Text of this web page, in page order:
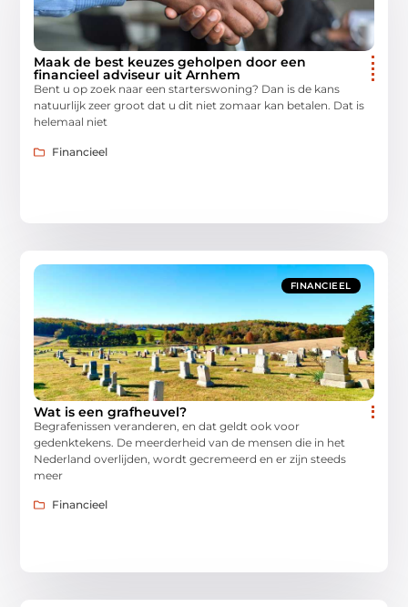
Maak de best keuzes geholpen door een
financieel adviseur uit Arnhem
Bent u op zoek naar een starterswoning? Dan is de kans
natuurlijk zeer groot dat u dit niet zomaar kan betalen. Dat is
helemaal niet
Financieel
FINANCIEEL
Wat is een grafheuvel?
Begrafenissen veranderen, en dat geldt ook voor
gedenktekens. De meerderheid van de mensen die in het
Nederland overlijden, wordt gecremeerd en er zijn steeds
meer
Financieel